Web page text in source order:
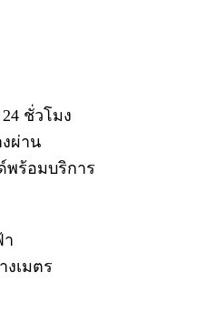
ชั่วโมง
ผ่าน
พร้อมบริการ
งเมตร